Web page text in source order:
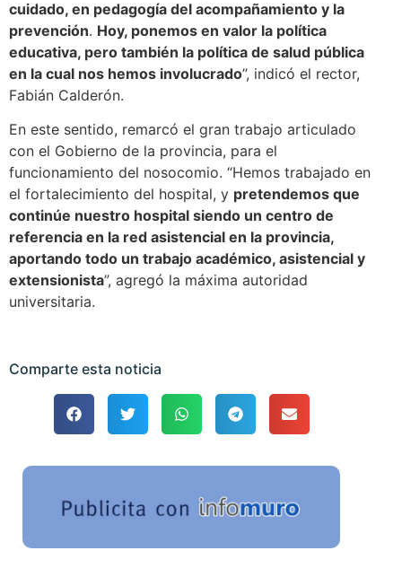
cuidado, en pedagogía del acompañamiento y la
prevención. Hoy, ponemos en valor la política
educativa, pero también la política de salud pública
en la cual nos hemos involucrado”, indicó el rector,
Fabián Calderón.
En este sentido, remarcó el gran trabajo articulado
con el Gobierno de la provincia, para el
funcionamiento del nosocomio. “Hemos trabajado en
el fortalecimiento del hospital, y pretendemos que
continúe nuestro hospital siendo un centro de
referencia en la red asistencial en la provincia,
aportando todo un trabajo académico, asistencial y
extensionista”, agregó la máxima autoridad
universitaria.
Comparte esta noticia